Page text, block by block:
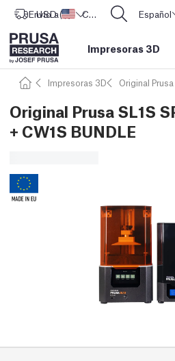
Envío a Estados Unidos
USD ($) CORE One L: ¡Ya disponible! Español
Impresoras 3D
Impresoras 3D Original
Original Prusa SL1S
+ CW1S BUNDLE